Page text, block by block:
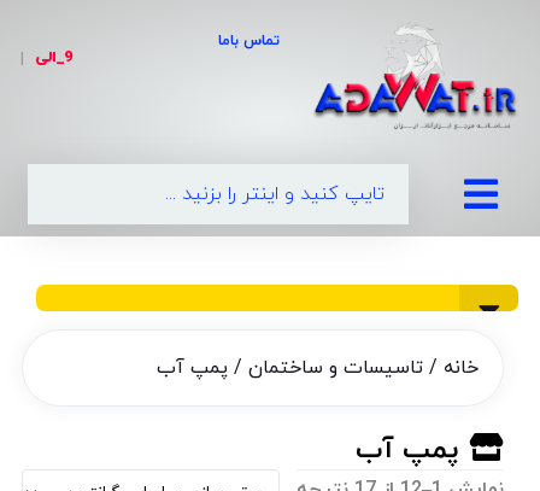
تماس باما
0
|
خانه/تاسیسات و ساختمان/ پمپ آب
پمپ آب